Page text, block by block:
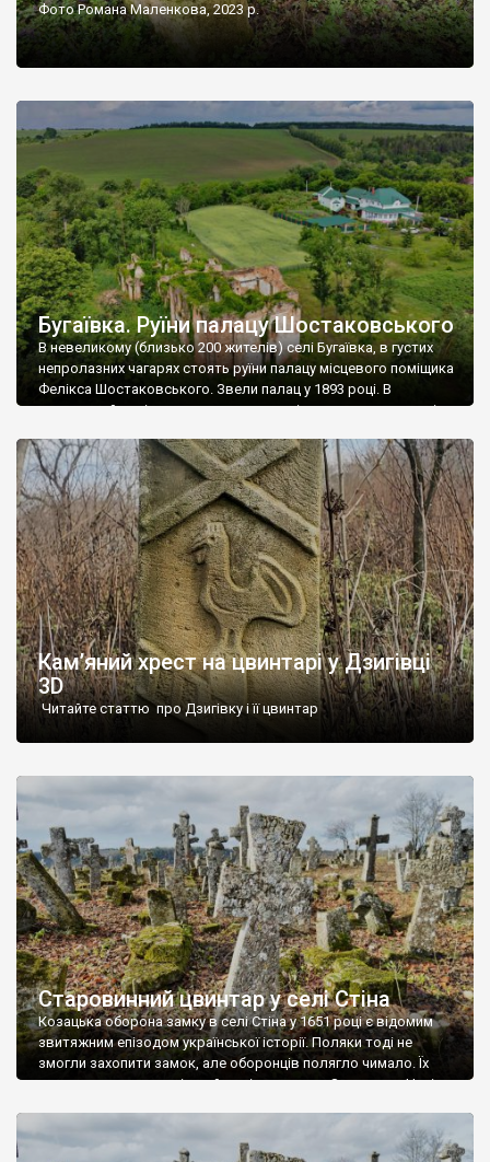
Фото Романа Маленкова, 2023 р.
Бугаївка. Руїни палацу Шостаковського
В невеликому (близько 200 жителів) селі Бугаївка, в густих
непролазних чагарях стоять руїни палацу місцевого поміщика
Фелікса Шостаковського. Звели палац у 1893 році. В
радянський період у ньому спочатку містилася школа, потім
століття тут розмістили туберкульозну лікарню. Коли із
палацу виїхала лікарня – ми точно не […]
Кам’яний хрест на цвинтарі у Дзигівці
3D
Читайте статтю про Дзигівку і її цвинтар
Старовинний цвинтар у селі Стіна
Козацька оборона замку в селі Стіна у 1651 році є відомим
звитяжним епізодом української історії. Поляки тоді не
змогли захопити замок, але оборонців полягло чимало. Їх
поховали на цвинтарі, який тоді називався Замковим. Нині на
ньому чимало хрестів 19 століття, є такі, де епітафії стер […]